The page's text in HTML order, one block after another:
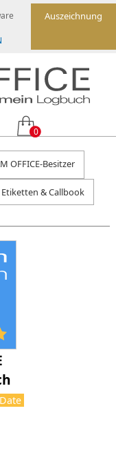
Auszeichnung
0
OFFICE-Besitzer
Etiketten & Callbook